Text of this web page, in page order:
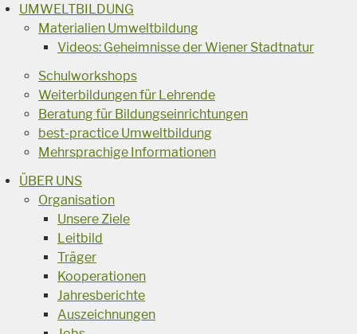
UMWELTBILDUNG
Materialien Umweltbildung
Videos: Geheimnisse der Wiener Stadtnatur
Schulworkshops
Weiterbildungen für Lehrende
Beratung für Bildungseinrichtungen
best-practice Umweltbildung
Mehrsprachige Informationen
ÜBER UNS
Organisation
Unsere Ziele
Leitbild
Träger
Kooperationen
Jahresberichte
Auszeichnungen